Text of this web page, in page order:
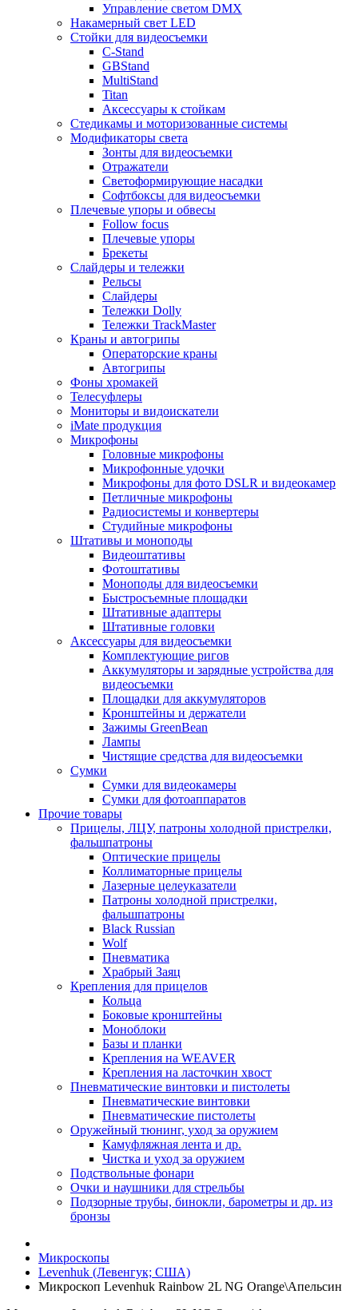
Управление светом DMX
Накамерный свет LED
Стойки для видеосъемки
C-Stand
GBStand
MultiStand
Titan
Аксессуары к стойкам
Стедикамы и моторизованные системы
Модификаторы света
Зонты для видеосъемки
Отражатели
Светоформирующие насадки
Софтбоксы для видеосъемки
Плечевые упоры и обвесы
Follow focus
Плечевые упоры
Брекеты
Слайдеры и тележки
Рельсы
Слайдеры
Тележки Dolly
Тележки TrackMaster
Краны и автогрипы
Операторские краны
Автогрипы
Фоны хромакей
Телесуфлеры
Мониторы и видоискатели
iMate продукция
Микрофоны
Головные микрофоны
Микрофонные удочки
Микрофоны для фото DSLR и видеокамер
Петличные микрофоны
Радиосистемы и конвертеры
Студийные микрофоны
Штативы и моноподы
Видеоштативы
Фотоштативы
Моноподы для видеосъемки
Быстросъемные площадки
Штативные адаптеры
Штативные головки
Аксессуары для видеосъемки
Комплектующие ригов
Аккумуляторы и зарядные устройства для
видеосъемки
Площадки для аккумуляторов
Кронштейны и держатели
Зажимы GreenBean
Лампы
Чистящие средства для видеосъемки
Сумки
Сумки для видеокамеры
Сумки для фотоаппаратов
Прочие товары
Прицелы, ЛЦУ, патроны холодной пристрелки,
фальшпатроны
Оптические прицелы
Коллиматорные прицелы
Лазерные целеуказатели
Патроны холодной пристрелки,
фальшпатроны
Black Russian
Wolf
Пневматика
Храбрый Заяц
Крепления для прицелов
Кольца
Боковые кронштейны
Моноблоки
Базы и планки
Крепления на WEAVER
Крепления на ласточкин хвост
Пневматические винтовки и пистолеты
Пневматические винтовки
Пневматические пистолеты
Оружейный тюнинг, уход за оружием
Камуфляжная лента и др.
Чистка и уход за оружием
Подствольные фонари
Очки и наушники для стрельбы
Подзорные трубы, бинокли, барометры и др. из
бронзы
Микроскопы
Levenhuk (Левенгук; США)
Микроскоп Levenhuk Rainbow 2L NG Orange\Апельсин